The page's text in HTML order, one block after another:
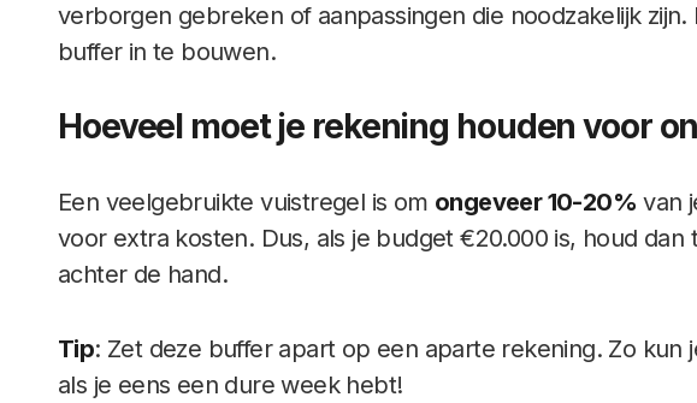
verborgen gebreken of aanpassingen die noodzakelijk
buffer in te bouwen.
Hoeveel moet je rekening houden voor
Een veelgebruikte vuistregel is om ongeveer 10-20% van
voor extra kosten. Dus, als je budget €20.000 is, houd
achter de hand.
Tip: Zet deze buffer apart op een aparte rekening. Zo kun
als je eens een dure week hebt!